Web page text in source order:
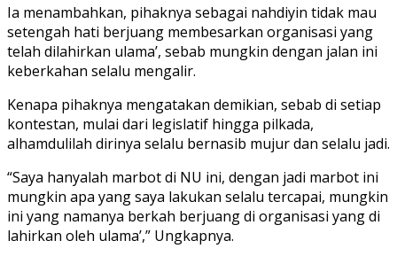
Ia menambahkan, pihaknya sebagai nahdiyin tidak mau
setengah hati berjuang membesarkan organisasi yang
telah dilahirkan ulama’, sebab mungkin dengan jalan ini
keberkahan selalu mengalir.
Kenapa pihaknya mengatakan demikian, sebab di setiap
kontestan, mulai dari legislatif hingga pilkada,
alhamdulilah dirinya selalu bernasib mujur dan selalu jadi.
“Saya hanyalah marbot di NU ini, dengan jadi marbot ini
mungkin apa yang saya lakukan selalu tercapai, mungkin
ini yang namanya berkah berjuang di organisasi yang di
lahirkan oleh ulama’,” Ungkapnya.